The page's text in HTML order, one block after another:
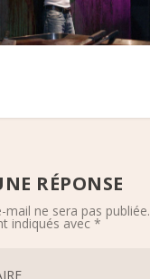
RÉPONSE
mail ne sera pas publiée.
indiqués avec*